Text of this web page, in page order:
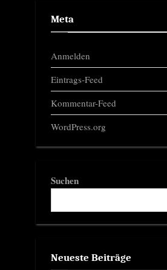
Meta
Anmelden
Eintrags-Feed
Kommentar-Feed
WordPress.org
Suchen
Neueste Beiträge